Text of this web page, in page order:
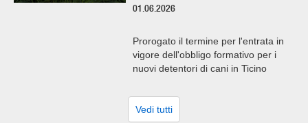
01.06.2026
Prorogato il termine per l'entrata in
vigore dell'obbligo formativo per i
nuovi detentori di cani in Ticino
Vedi tutti